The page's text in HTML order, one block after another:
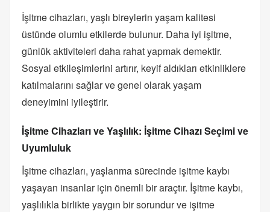
İşitme cihazları, yaşlı bireylerin yaşam kalitesi
üstünde olumlu etkilerde bulunur. Daha iyi işitme,
günlük aktiviteleri daha rahat yapmak demektir.
Sosyal etkileşimlerini artırır, keyif aldıkları etkinliklere
katılmalarını sağlar ve genel olarak yaşam
deneyimini iyileştirir.
İşitme Cihazları ve Yaşlılık: İşitme Cihazı Seçimi ve
Uyumluluk
İşitme cihazları, yaşlanma sürecinde işitme kaybı
yaşayan insanlar için önemli bir araçtır. İşitme kaybı,
yaşlılıkla birlikte yaygın bir sorundur ve işitme